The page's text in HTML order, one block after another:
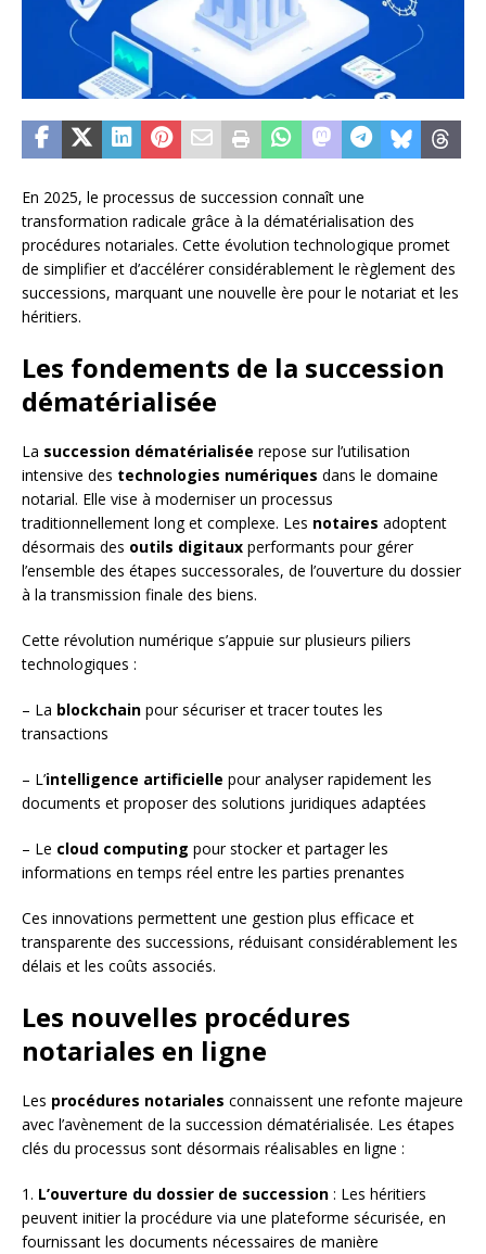
En 2025, le processus de succession connaît une
transformation radicale grâce à la dématérialisation des
procédures notariales. Cette évolution technologique promet
de simplifier et d’accélérer considérablement le règlement des
successions, marquant une nouvelle ère pour le notariat et les
héritiers.
Les fondements de la succession
dématérialisée
La succession dématérialisée repose sur l’utilisation
intensive des technologies numériques dans le domaine
notarial. Elle vise à moderniser un processus
traditionnellement long et complexe. Les notaires adoptent
désormais des outils digitaux performants pour gérer
l’ensemble des étapes successorales, de l’ouverture du dossier
à la transmission finale des biens.
Cette révolution numérique s’appuie sur plusieurs piliers
technologiques :
– La blockchain pour sécuriser et tracer toutes les
transactions
– L’intelligence artificielle pour analyser rapidement les
documents et proposer des solutions juridiques adaptées
– Le cloud computing pour stocker et partager les
informations en temps réel entre les parties prenantes
Ces innovations permettent une gestion plus efficace et
transparente des successions, réduisant considérablement les
délais et les coûts associés.
Les nouvelles procédures
notariales en ligne
Les procédures notariales connaissent une refonte majeure
avec l’avènement de la succession dématérialisée. Les étapes
clés du processus sont désormais réalisables en ligne :
1. L’ouverture du dossier de succession : Les héritiers
peuvent initier la procédure via une plateforme sécurisée, en
fournissant les documents nécessaires de manière